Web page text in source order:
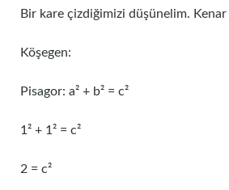
Bir kare çizdiğimizi düşünelim.
Köşegen:
Pisagor: a² + b² = c²
1² + 1² = c²
2 = c²